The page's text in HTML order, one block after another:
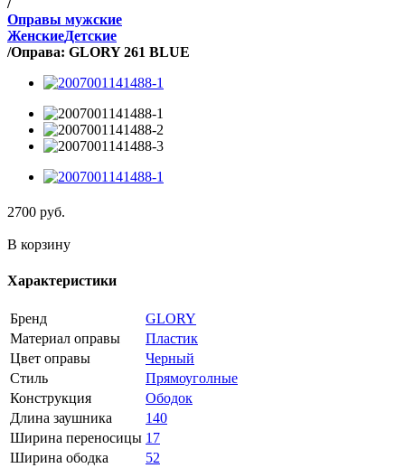
/
Оправы мужские
ЖенскиеДетские
/Оправа: GLORY 261 BLUE
2700 руб.
В корзину
Характеристики
Бренд
GLORY
Материал оправы
Пластик
Цвет оправы
Черный
Стиль
Прямоуголные
Конструкция
Ободок
Длина заушника
140
Ширина переносицы 17
Ширина ободка
52